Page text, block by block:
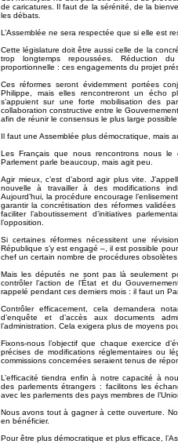
de caricatures. Il faut de la sérénité, de la
les débats.
L’Assemblée ne sera respectée que si elle est
Cette législature doit être aussi celle de la
trop longtemps repoussées. Réduction
proportionnelle : ces engagements du projet
Ces réformes seront évidemment portées
Philippe, mais elles rencontreront un écho
s’appuient sur une forte mobilisation des
collaboration constructive entre le
afin de réunir le consensus le plus large
Il faut une Assemblée plus démocratique, mais
Les Français que nous rencontrons nous
Parlement parle beaucoup, mais agit peu.
Agir mieux, c’est d’abord agir plus vite.
nouvelle à travailler à des modifications
Aujourd’hui, la procédure encourage
garantir la concrétisation des réformes
faciliter l’aboutissement d’initiatives
l’opposition.
Si certaines réformes nécessitent une
République s’y est engagé –, il est possible
chef un certain nombre de procédures
Mais les députés ne sont pas là seulement
contrôler l’action de l’État et du
rappelé pendant ces derniers mois : il faut un
Contrôler efficacement, cela demandera
d’enquête et d’accès aux documents
l’administration. Cela exigera plus de moyens
Fixons-nous l’objectif que chaque exercice
précises de modifications réglementaires ou
commissions concernées seraient tenus de
L’efficacité tiendra enfin à notre capacité à
des parlements étrangers : facilitons les
avec les parlements des pays membres de
Nous avons tout à gagner à cette ouverture.
en bénéficier.
Pour être plus démocratique et plus efficace,